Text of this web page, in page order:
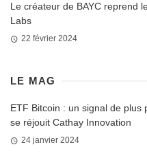
Le créateur de BAYC reprend
Labs
22 février 2024
LE MAG
ETF Bitcoin : un signal de plus
se réjouit Cathay Innovation
24 janvier 2024